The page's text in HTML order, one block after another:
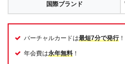
国際ブランド
バーチャルカードは最短7分で発行！
年会費は永年無料 ！